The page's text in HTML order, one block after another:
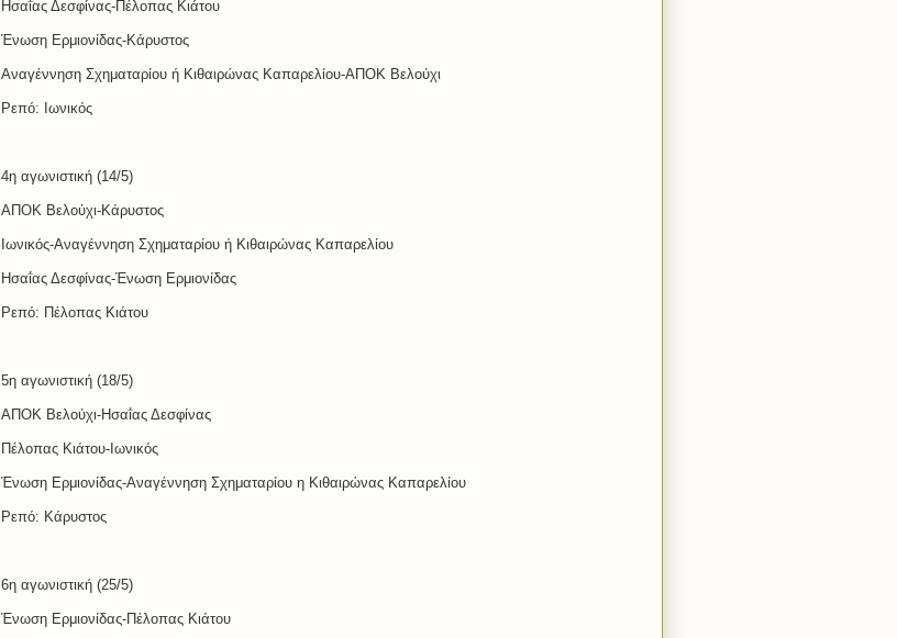
Ησαΐας Δεσφίνας-Πέλοπας Κιάτου
Ένωση Ερμιονίδας-Κάρυστος
Αναγέννηση Σχηματαρίου ή Κιθαιρώνας Καπαρελίου-ΑΠΟΚ Βελούχι
Ρεπό: Ιωνικός
4η αγωνιστική (14/5)
ΑΠΟΚ Βελούχι-Κάρυστος
Ιωνικός-Αναγέννηση Σχηματαρίου ή Κιθαιρώνας Καπαρελίου
Ησαΐας Δεσφίνας-Ένωση Ερμιονίδας
Ρεπό: Πέλοπας Κιάτου
5η αγωνιστική (18/5)
ΑΠΟΚ Βελούχι-Ησαΐας Δεσφίνας
Πέλοπας Κιάτου-Ιωνικός
Ένωση Ερμιονίδας-Αναγέννηση Σχηματαρίου η Κιθαιρώνας Καπαρελίου
Ρεπό: Κάρυστος
6η αγωνιστική (25/5)
Ένωση Ερμιονίδας-Πέλοπας Κιάτου